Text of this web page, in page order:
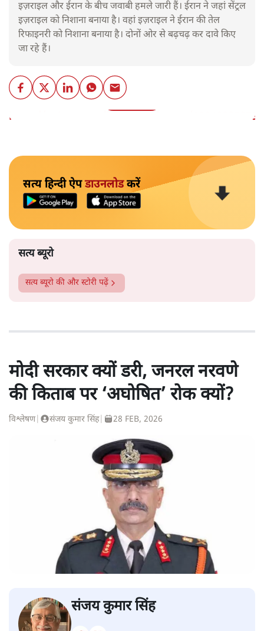
इज़राइल और ईरान के बीच जवाबी हमले जारी हैं। ईरान ने जहां सेंट्रल
इज़राइल को निशाना बनाया है। वहां इज़राइल ने ईरान की तेल
रिफाइनरी को निशाना बनाया है। दोनों ओर से बढ़चढ़ कर दावे किए
जा रहे हैं।
https://twitter.com/bar_peleg/status/
और पढ़ें
सत्य हिन्दी ऐपडाउनलोडकरें
सत्य ब्यूरो
सत्य ब्यूरो की और स्टोरी पढ़ें
मोदी सरकार क्यों डरी, जनरल नरवणे
की किताब पर ‘अघोषित’ रोक क्यों?
विश्लेषण| संजय कुमार सिंह| 28 FEB, 2026
संजय कुमार सिंह